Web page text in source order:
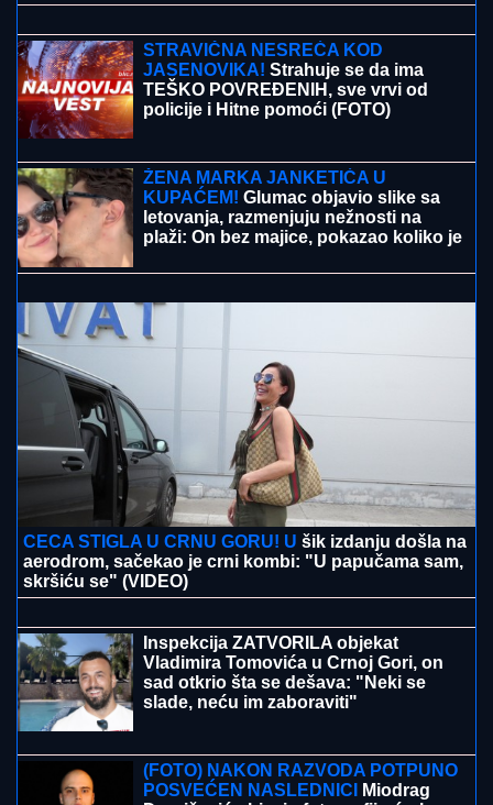
Maja Marinković BRUTALNO, šokirala
tvrdnjama o Staniji: "Nije bilo Takija i
nje više od pola sata"
TEŠKO POVREĐENIH, sve vrvi od
policije i Hitne pomoći (FOTO)
(VIDEO) TRUDNA ANITA DOVEZLA LUKU NA PINK
Strasno se grle i ljube u kolima, ne pušta ga: Blista
pred porođaj
ŽENA MARKA JANKETIĆA U
KUPAĆEM! Glumac objavio slike sa
letovanja, razmenjuju nežnosti na
plaži: On bez majice, pokazao koliko je
"JA SAM TO SMISLILA!"Dino Melin
tvrdi da je on napisao pesmu
"Beograd", Ceca posle 30 godina
otkrila istinu: "Nudila sam je Marini"